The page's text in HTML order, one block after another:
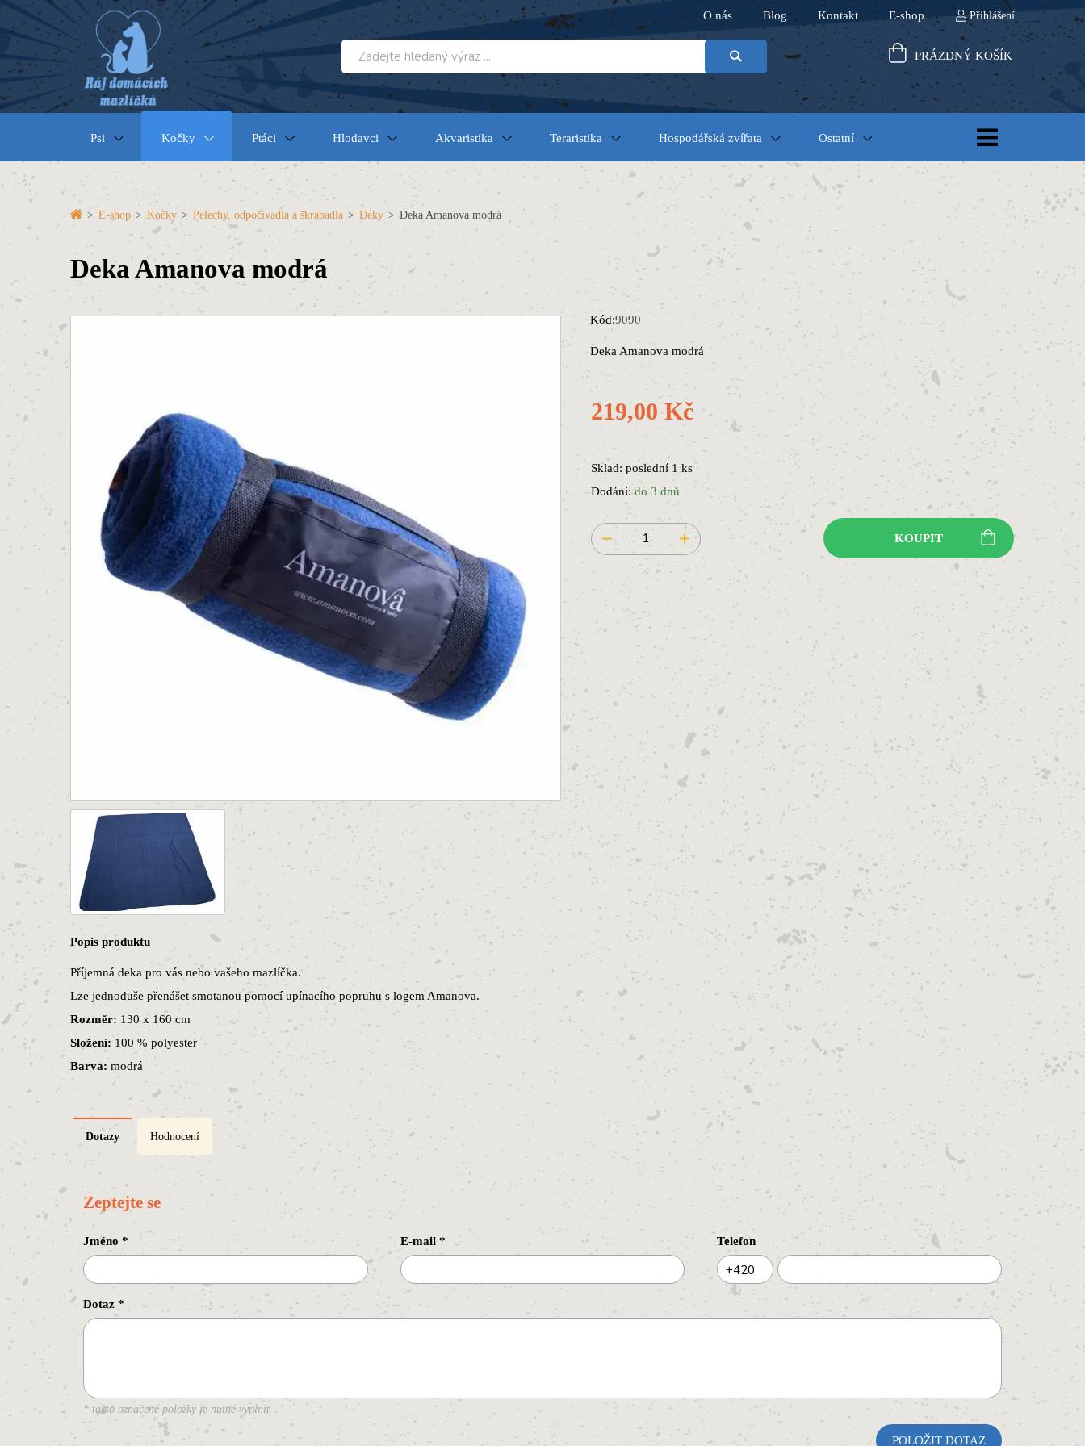
O nás Blog Kontakt E-shop Přihlášení
PRÁZDNÝ KOŠÍK
Psi Kočky Ptáci Hlodavci Akvaristika Teraristika Hospodářská zvířata Ostatní
> E-shop > Kočky > Pelechy, odpočívadla a škrabadla > Deky > Deka Amanova modrá
Deka Amanova modrá
Kód:9090
Deka Amanova modrá
219,00 Kč
Sklad: poslední 1 ks
Dodání:do 3 dnů
KOUPIT
Popis produktu
Příjemná deka pro vás nebo vašeho mazlíčka.
Lze jednoduše přenášet smotanou pomocí upínacího popruhu s logem Amanova.
Rozměr: 130 x 160 cm
Složení: 100 % polyester
Barva: modrá
Dotazy Hodnocení
Zeptejte se
Jméno * E-mail* Telefon
+420
Dotaz *
* takto označené položky je nutné vyplnit